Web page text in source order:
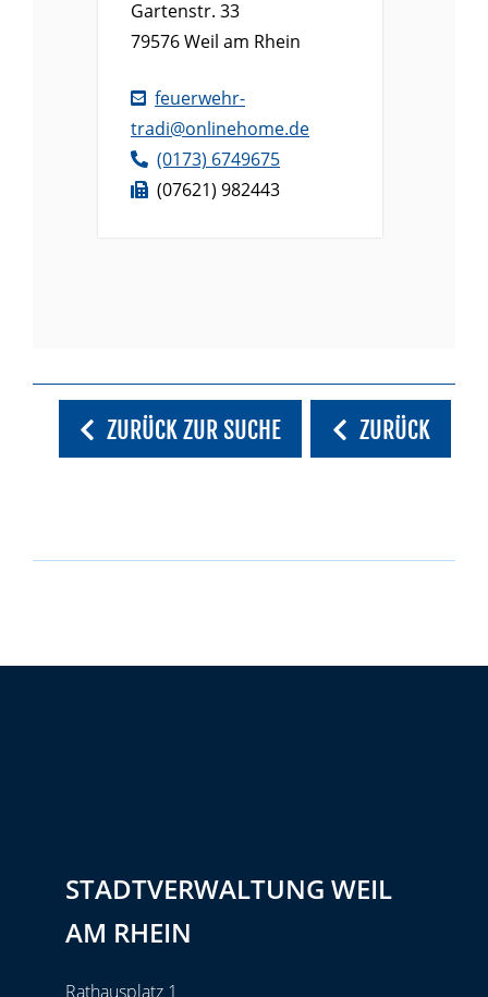
Gartenstr. 33
79576Weil am Rhein
feuerwehr-
tradi@onlinehome.de
(0173) 6749675
(07621) 982443
ZURÜCK ZUR SUCHE ZURÜCK
STADTVERWALTUNG WEIL
AM RHEIN
Rathausplatz 1